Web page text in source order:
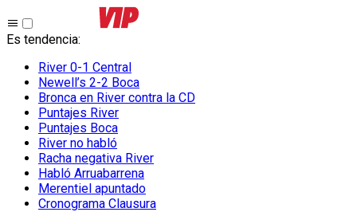
Es tendencia:
River 0-1 Central
Newell’s 2-2 Boca
Bronca en River contra la CD
Puntajes River
Puntajes Boca
River no habló
Racha negativa River
Habló Arruabarrena
Merentiel apuntado
Cronograma Clausura